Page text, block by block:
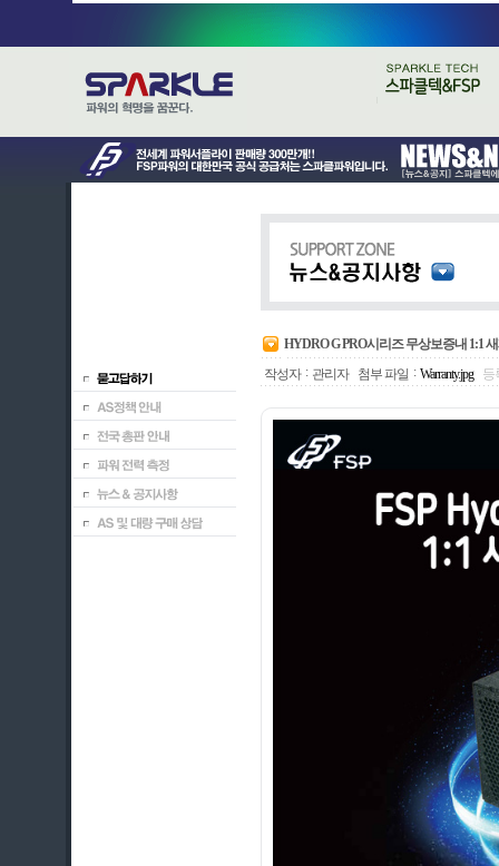
HYDRO G PRO시리즈 무상보증내 1:1
작성자 : 관리자 첨부 파일 : Warranty.jpg 등